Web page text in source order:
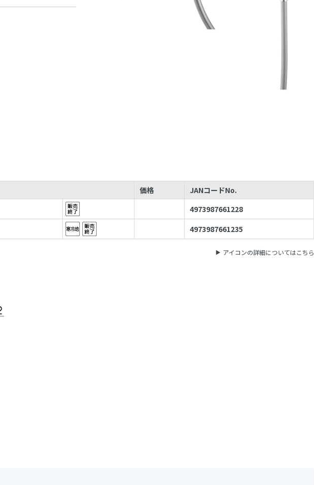
価格
JANコードNo.
4973987661228
4973987661235
アイコンの詳細についてはこちら